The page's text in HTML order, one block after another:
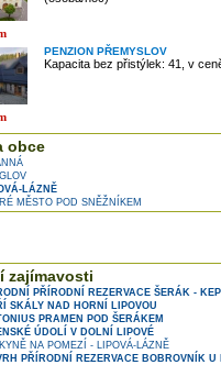
PENZION PŘEMYSLOV
Kapacita bez přistýlek: 41, v
obce
LÁZNĚ
MĚSTO POD SNĚŽNÍKEM
zajímavosti
PŘÍRODNÍ REZERVACE ŠERÁK -
SKÁLY NAD HORNÍ LIPOVOU
PRAMEN POD ŠERÁKEM
ÚDOLÍ V DOLNÍ LIPOVÉ
NA POMEZÍ - LIPOVÁ-LÁZNĚ
PŘÍRODNÍ REZERVACE BOBROVNÍK U